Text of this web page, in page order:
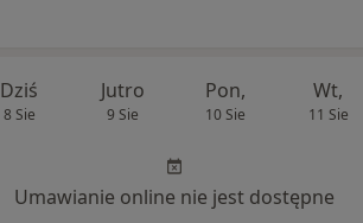
Dziś
8 Sie
Jutro
9 Sie
Pon,
10 Sie
Wt,
11 Sie
Umawianie online nie jest dostępne